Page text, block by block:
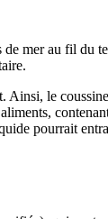
mer au fil du
Ainsi, le
pourrait